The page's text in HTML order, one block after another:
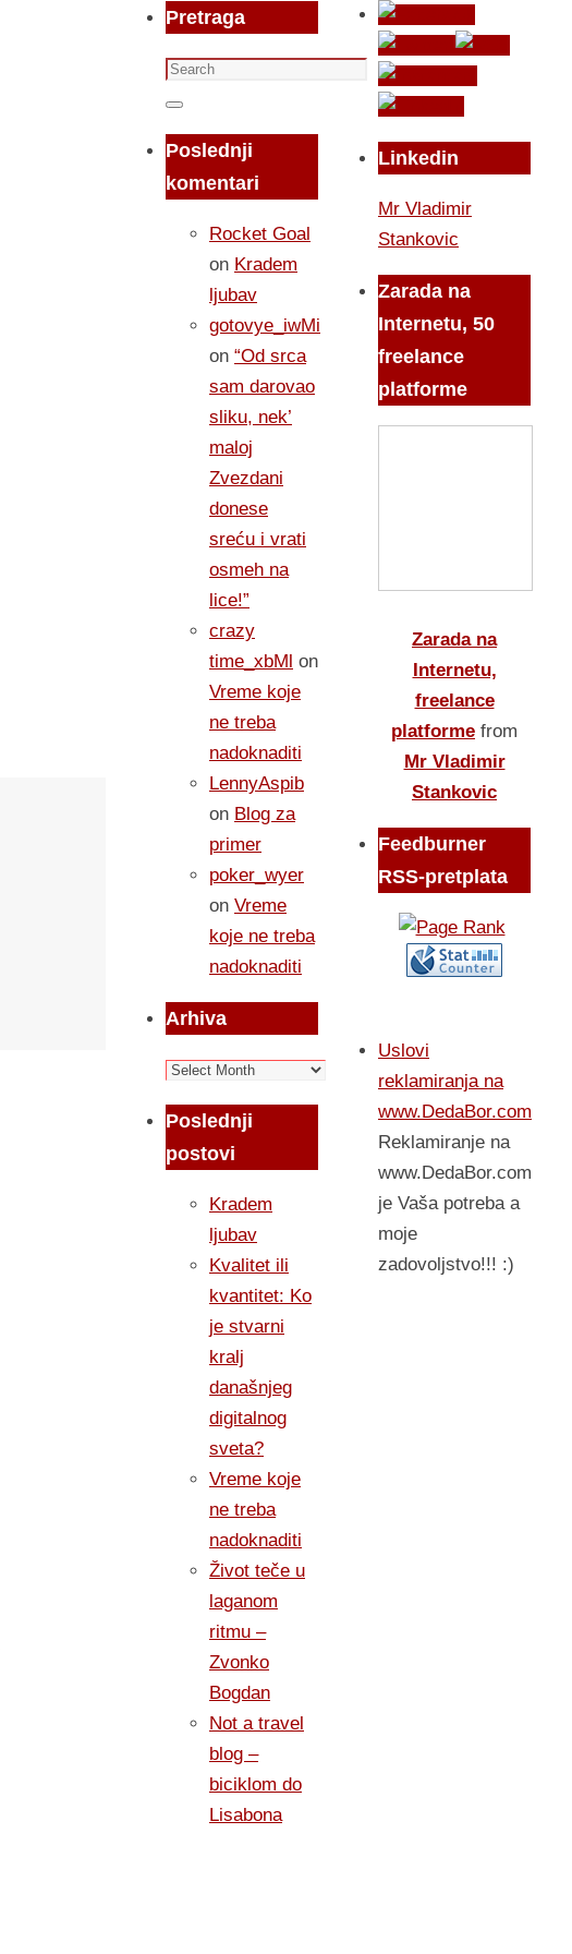
Pretraga
Search
for:
Search
Poslednji
komentari
Rocket Goal
on Kradem
ljubav
gotovye_iwMi
on “Od srca
sam darovao
sliku, nek’
maloj
Zvezdani
donese
sreću i vrati
osmeh na
lice!”
crazy
time_xbMl on
Vreme koje
ne treba
nadoknaditi
LennyAspib
on Blog za
primer
poker_wyer
on Vreme
koje ne treba
nadoknaditi
Arhiva
Arhiva
Poslednji
postovi
Kradem
ljubav
Kvalitet ili
kvantitet: Ko
je stvarni
kralj
današnjeg
digitalnog
sveta?
Vreme koje
ne treba
nadoknaditi
Život teče u
laganom
ritmu –
Zvonko
Bogdan
Not a travel
blog –
biciklom do
Lisabona
Linkedin
Mr Vladimir
Stankovic
Zarada na
Internetu, 50
freelance
platforme
Zarada na
Internetu,
freelance
platforme from
Mr Vladimir
Stankovic
Feedburner
RSS-pretplata
Uslovi
reklamiranja na
www.DedaBor.com
Reklamiranje na
www.DedaBor.com
je Vaša potreba a
moje
zadovoljstvo!!! :)